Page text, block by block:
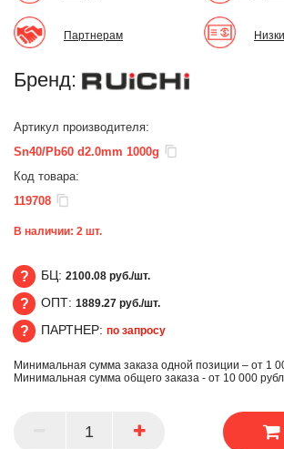
Партнерам
Бренд:
Артикул производителя:
Sn40/Pb60 d2.0mm 1000g
Код товара:
119708
В наличии: 2 шт.
БЦ
БЦ: 2100.08 руб./шт.
ОПТ
ОПТ: 1889.27 руб./шт.
ПАРТНЕР
ПАРТНЕР: по запросу
Минимальная сумма заказа одной позиции – от 1
Минимальная сумма общего заказа - от 10 000